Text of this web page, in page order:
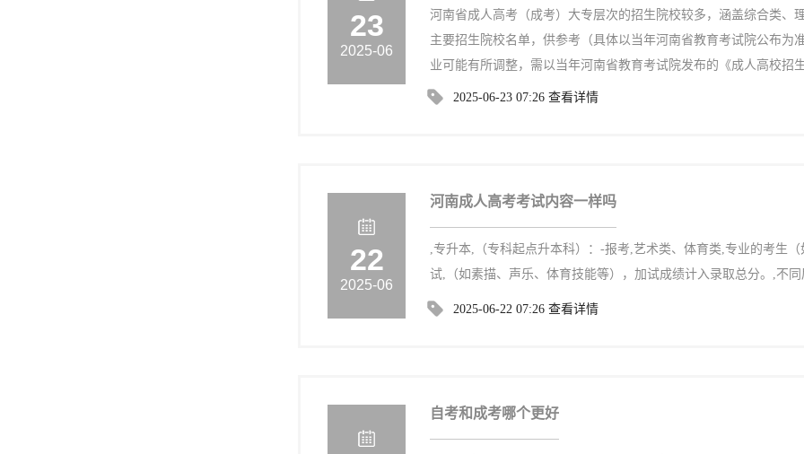
23
2025-06
河南省成人高考（成考）大专层次的招生院校较多，涵盖综合类、
主要招生院校名单，供参考（具体以当年河南省教育考试院公布为
业可能有所调整，需以当年河南省教育考试院发布的《成人高校招
2025-06-23 07:26 查看详情
22
2025-06
河南成人高考考试内容一样吗
,专升本,（专科起点升本科）：-报考,艺术类、体育类,专业的考生
试,（如素描、声乐、体育技能等），加试成绩计入录取总分。,不
2025-06-22 07:26 查看详情
自考和成考哪个更好